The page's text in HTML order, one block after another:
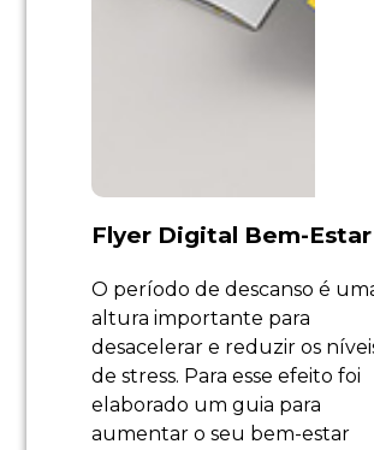
Flyer Digital Bem-Estar
O período de descanso é
altura importante para
desacelerar e reduzir os
de stress. Para esse efeito foi
elaborado um guia para
aumentar o seu bem-estar